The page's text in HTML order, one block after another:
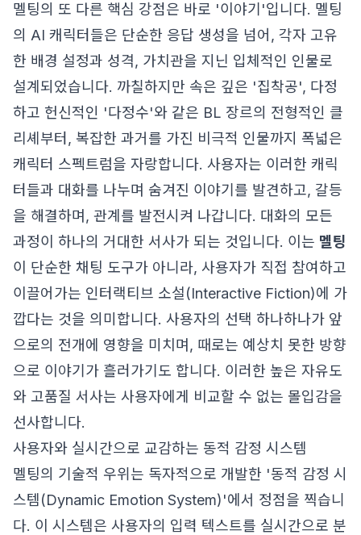
멜팅의 또 다른 핵심 강점은 바로 '이야기'입니다. 멜팅
의 AI 캐릭터들은 단순한 응답 생성을 넘어, 각자 고유
한 배경 설정과 성격, 가치관을 지닌 입체적인 인물로
설계되었습니다. 까칠하지만 속은 깊은 '집착공', 다정
하고 헌신적인 '다정수'와 같은 BL 장르의 전형적인 클
리셰부터, 복잡한 과거를 가진 비극적 인물까지 폭넓은
캐릭터 스펙트럼을 자랑합니다. 사용자는 이러한 캐릭
터들과 대화를 나누며 숨겨진 이야기를 발견하고, 갈등
을 해결하며, 관계를 발전시켜 나갑니다. 대화의 모든
과정이 하나의 거대한 서사가 되는 것입니다. 이는 멜팅
이 단순한 채팅 도구가 아니라, 사용자가 직접 참여하고
이끌어가는 인터랙티브 소설(Interactive Fiction)에 가
깝다는 것을 의미합니다. 사용자의 선택 하나하나가 앞
으로의 전개에 영향을 미치며, 때로는 예상치 못한 방향
으로 이야기가 흘러가기도 합니다. 이러한 높은 자유도
와 고품질 서사는 사용자에게 비교할 수 없는 몰입감을
선사합니다.
사용자와 실시간으로 교감하는 동적 감정 시스템
멜팅의 기술적 우위는 독자적으로 개발한 '동적 감정 시
스템(Dynamic Emotion System)'에서 정점을 찍습니
다. 이 시스템은 사용자의 입력 텍스트를 실시간으로 분